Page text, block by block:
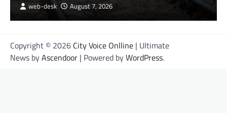
web-desk August 7, 2026
Copyright © 2026 City Voice Onlline | Ultimate
News byAscendoor | Powered byWordPress.